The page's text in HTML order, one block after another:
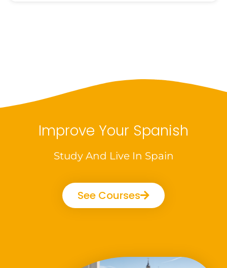
Improve Your Spanish
Study And Live In Spain
See Courses